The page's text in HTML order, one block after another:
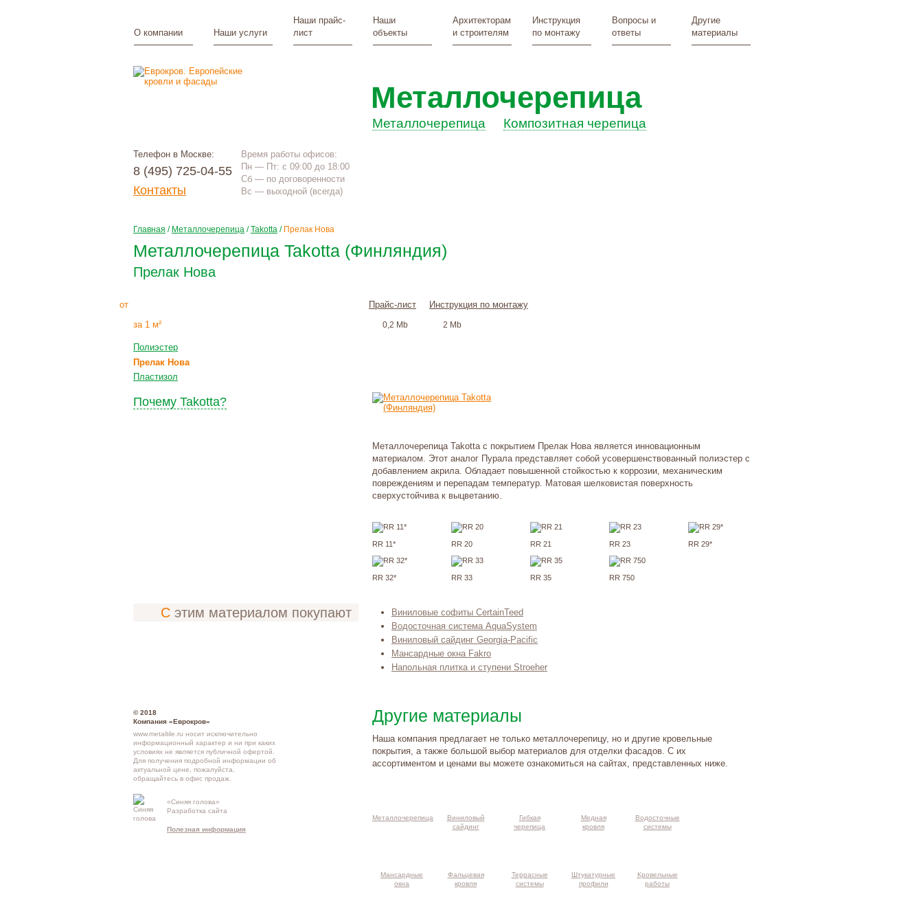
О компании Наши услуги
Наши прайс-
лист
Наши
объекты
Архитекторам
и строителям
Инструкция
по монтажу
Вопросы и
ответы
Другие
материалы
Телефон в Москве:
8 (495) 725-04-55
Контакты
Время работы офисов:
Пн — Пт: с 09:00 до 18:00
Сб — по договоренности
Вс — выходной (всегда)
Металлочерепица
Металлочерепица Композитная черепица
Главная / Металлочерепица /Takotta / Прелак Нова
Металлочерепица Takotta (Финляндия)
Прелак Нова
от
за 1 м²
Прайс-лист
0,2 Mb
Инструкция по монтажу
2 Mb
Полиэстер
Прелак Нова
Пластизол
Почему Takotta?
Металлочерепица Takotta с покрытием Прелак Нова является инновационным
материалом. Этот аналог Пурала представляет собой усовершенствованный полиэстер с
добавлением акрила. Обладает повышенной стойкостью к коррозии, механическим
повреждениям и перепадам температур. Матовая шелковистая поверхность
сверхустойчива к выцветанию.
RR 11* RR 20 RR 21 RR 23 RR 29*
RR 32* RR 33 RR 35 RR 750
С этим материалом покупают
Виниловые софиты CertainTeed
Водосточная система AquaSystem
Виниловый сайдинг Gеorgia-Расifiс
Мансардные окна Fakro
Напольная плитка и ступени Stroeher
© 2018
Компания «Еврокров»
www.metaltile.ru носит исключительно
информационный характер и ни при каких
условиях не является публичной офертой.
Для получения подробной информации об
актуальной цене, пожалуйста,
обращайтесь в офис продаж.
«Синяя голова»
Разработка сайта
Полезная информация
Другие материалы
Наша компания предлагает не только металлочерепицу, но и другие кровельные
покрытия, а также большой выбор материалов для отделки фасадов. С их
ассортиментом и ценами вы можете ознакомиться на сайтах, представленных ниже.
Металлочерепица
Виниловый
сайдинг
Гибкая
черепица
Медная
кровля
Водосточные
системы
Мансардные
окна
Фальцевая
кровля
Террасные
системы
Штукатурные
профили
Кровельные
работы